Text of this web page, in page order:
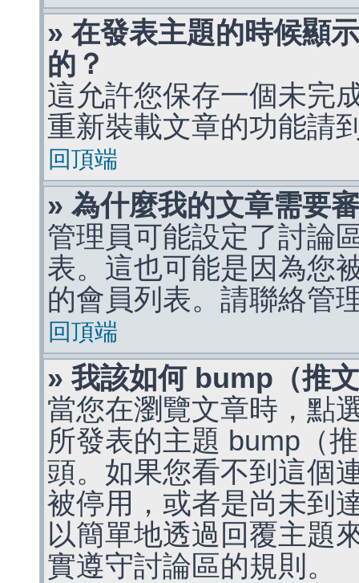
» 在發表主題的時候顯
的？
這允許您保存一個未完
重新裝載文章的功能請
回頂端
» 為什麼我的文章需要
管理員可能設定了討論
表。這也可能是因為您
的會員列表。請聯絡管
回頂端
» 我該如何 bump（推
當您在瀏覽文章時，點
所發表的主題 bump（
頭。如果您看不到這個
被停用，或者是尚未到
以簡單地透過回覆主題
實遵守討論區的規則。